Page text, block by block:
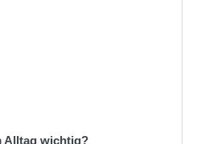
Alltag wichtig?